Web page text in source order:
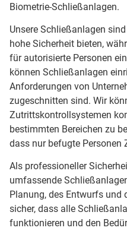
Biometrie-Schließanlagen.
Unsere Schließanlagen
hohe Sicherheit bieten,
für autorisierte Personen
können Schließanlagen
Anforderungen von
zugeschnitten sind. Wir
Zutrittskontrollsystemen
bestimmten Bereichen zu
dass nur befugte Personen
Als professioneller
umfassende
Planung, des Entwurfs und
sicher, dass alle
funktionieren und den